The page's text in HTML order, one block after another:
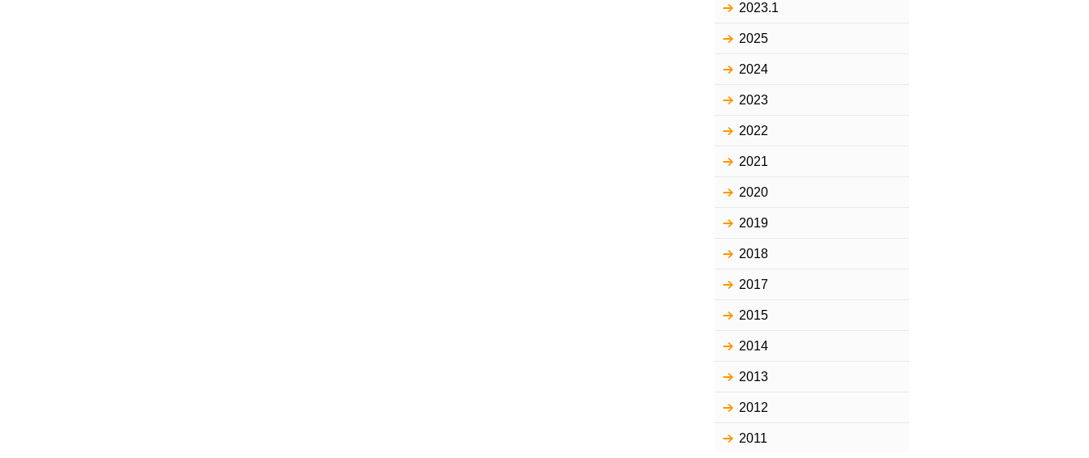
2023.1
2025
2024
2023
2022
2021
2020
2019
2018
2017
2015
2014
2013
2012
2011